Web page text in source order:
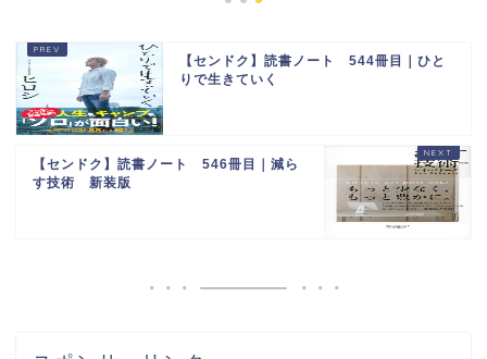
【センドク】読書ノート 544冊目｜ひと
りで生きていく
【センドク】読書ノート 546冊目｜減ら
す技術 新装版